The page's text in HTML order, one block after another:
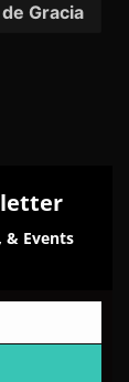
Gracia
& Events